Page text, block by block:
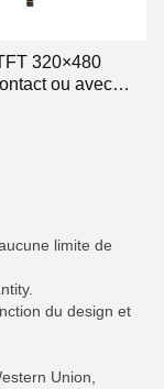
320×480
ou avec
limite de
du design et
Union,